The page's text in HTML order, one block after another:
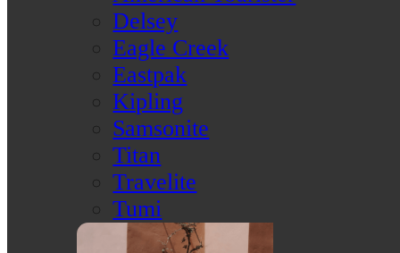
Delsey
Eagle Creek
Eastpak
Kipling
Samsonite
Titan
Travelite
Tumi